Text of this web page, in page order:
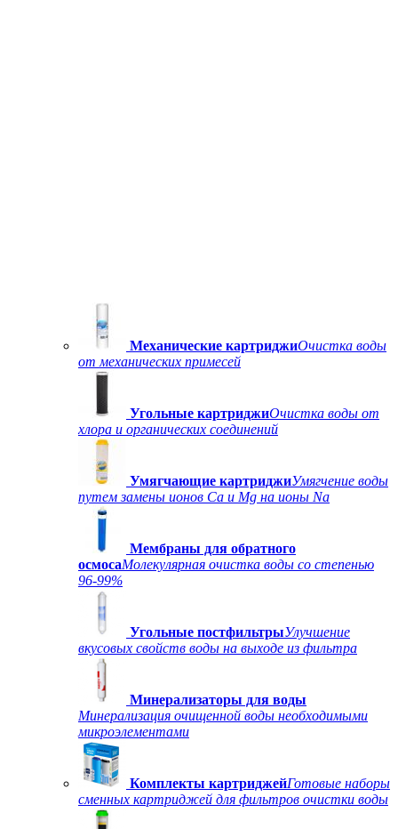
Механические картриджиОчистка воды
от механических примесей
Угольные картриджиОчистка воды от
хлора и органических соединений
Умягчающие картриджиУмягчение воды
путем замены ионов Ca и Mg на ионы Na
Мембраны для обратного
осмосаМолекулярная очистка воды со степенью
96-99%
Угольные постфильтрыУлучшение
вкусовых свойств воды на выходе из фильтра
Минерализаторы для воды
Минерализация очищенной воды необходимыми
микроэлементами
Комплекты картриджейГотовые наборы
сменных картриджей для фильтров очистки воды